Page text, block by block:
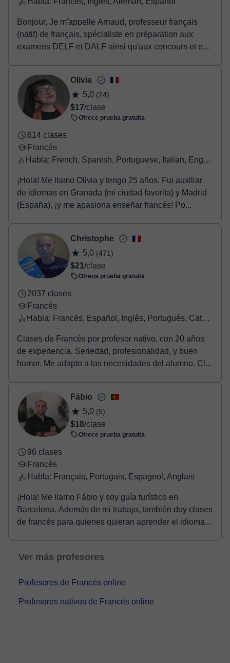
Bonjour, Je m'appelle Arnaud, professeur français
(natif) de français, spécialiste en préparation aux
examens DELF et DALF ainsi qu'aux concours et e...
Olivia
5,0 (24)
$17/clase
Ofrece prueba gratuita
614 clases
Francés
Habla: French, Spanish, Portuguese, Italian, English, Greek
¡Hola! Me llamo Olivia y tengo 25 años. Fui auxiliar
de idiomas en Granada (mi ciudad favorita) y Madrid
(España), ¡y me apasiona enseñar francés! Po...
Christophe
5,0 (471)
$21/clase
Ofrece prueba gratuita
2037 clases
Francés
Habla: Francés, Español, Inglés, Portugués, Catalán
Clases de Francés por profesor nativo, con 20 años
de experiencia. Seriedad, profesionalidad, y buen
humor. Me adapto a las necesidades del alumno. Cl...
Fábio
5,0 (5)
$18/clase
Ofrece prueba gratuita
96 clases
Francés
Habla: Français, Portugais, Espagnol, Anglais
¡Hola! Me llamo Fábio y soy guía turístico en
Barcelona. Además de mi trabajo, también doy clases
de francés para quienes quieran aprender el idioma...
Ver más profesores
Profesores de Francés online
Profesores nativos de Francés online